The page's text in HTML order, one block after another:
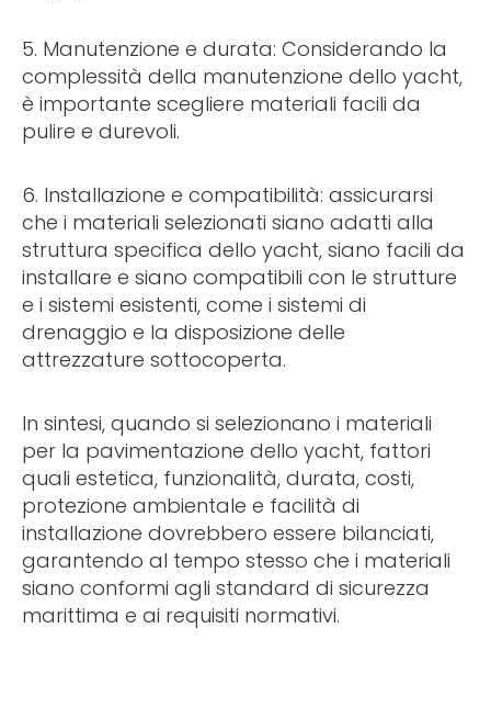
5. Manutenzione e durata: Considerando la
complessità della manutenzione dello yacht,
è importante scegliere materiali facili da
pulire e durevoli.
6. Installazione e compatibilità: assicurarsi
che i materiali selezionati siano adatti alla
struttura specifica dello yacht, siano facili da
installare e siano compatibili con le strutture
e i sistemi esistenti, come i sistemi di
drenaggio e la disposizione delle
attrezzature sottocoperta.
In sintesi, quando si selezionano i materiali
per la pavimentazione dello yacht, fattori
quali estetica, funzionalità, durata, costi,
protezione ambientale e facilità di
installazione dovrebbero essere bilanciati,
garantendo al tempo stesso che i materiali
siano conformi agli standard di sicurezza
marittima e ai requisiti normativi.